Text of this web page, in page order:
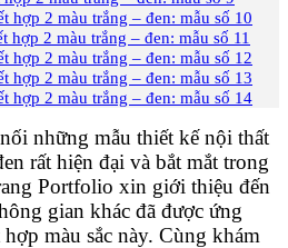
hợp 2 màu trắng – đen: mẫu số 10
hợp 2 màu trắng – đen: mẫu số 11
hợp 2 màu trắng – đen: mẫu số 12
hợp 2 màu trắng – đen: mẫu số 13
hợp 2 màu trắng – đen: mẫu số 14
những mẫu thiết kế nội thất
rất hiện đại và bắt mắt trong
Portfolio xin giới thiệu đến
gian khác đã được ứng
màu sắc này. Cùng khám